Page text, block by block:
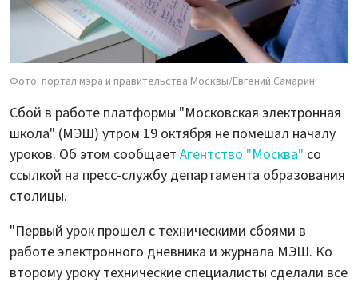
Фото: портал мэра и правительства Москвы/Евгений Самарин
Сбой в работе платформы "Московская электронная
школа" (МЭШ) утром 19 октября не помешал началу
уроков. Об этом сообщает Агентство "Москва" со
ссылкой на пресс-службу департамента образования
столицы.
"Первый урок прошел с техническими сбоями в
работе электронного дневника и журнала МЭШ. Ко
второму уроку технические специалисты сделали все